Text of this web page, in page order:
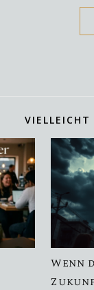
VIELLEICHT
Wenn